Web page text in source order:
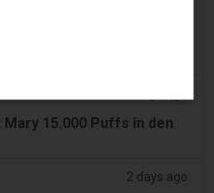
15.000 Puffs in den
2 days ago